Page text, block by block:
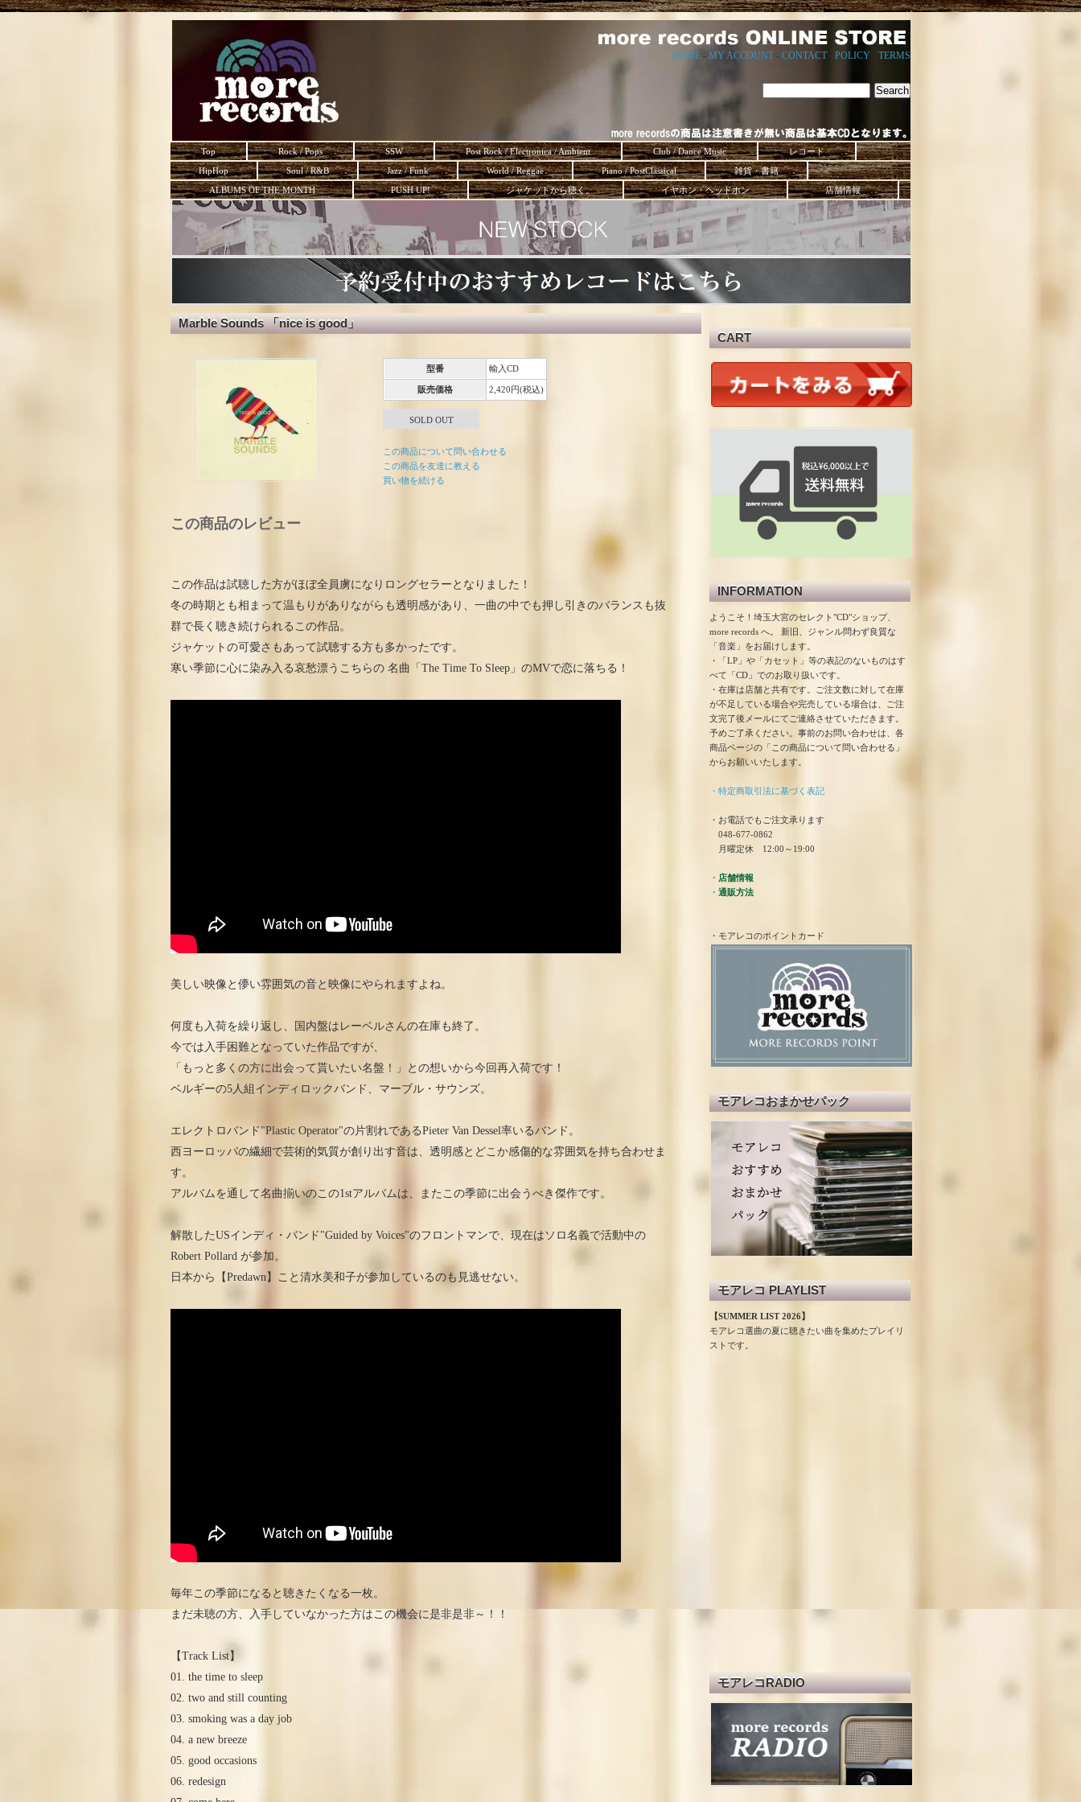
HOME - MY ACCOUNT - CONTACT- POLICY TERMS
Top Rock / Pops SSW Post Rock / Electronica / Ambient Club / Dance Music
レコード
HipHop
Soul / R&B Jazz / Funk World / Reggae Piano / PostClassical
雑貨・書籍
ALBUMS OF THE MONTH
PUSH UP! ジャケットから聴く。 イヤホン・ヘッドホン 店舗情報
Marble Sounds 「nice is good」
型番 輸入CD
販売価格 2,420円(税込)
SOLD OUT
この商品について問い合わせる
この商品を友達に教える
買い物を続ける
この商品のレビュー
この作品は試聴した方がほぼ全員虜になりロングセラーとなりました！
冬の時期とも相まって温もりがありながらも透明感があり、一曲の中でも押し引きのバランスも抜
群で長く聴き続けられるこの作品。
ジャケットの可愛さもあって試聴する方も多かったです。
寒い季節に心に染み入る哀愁漂うこちらの 名曲「The Time To Sleep」のMVで恋に落ちる！
美しい映像と儚い雰囲気の音と映像にやられますよね。
何度も入荷を繰り返し、国内盤はレーベルさんの在庫も終了。
今では入手困難となっていた作品ですが、
「もっと多くの方に出会って貰いたい名盤！」との想いから今回再入荷です！
ベルギーの5人組インディロックバンド、マーブル・サウンズ。
エレクトロバンド"Plastic Operator"の片割れであるPieter Van Dessel率いるバンド。
西ヨーロッパの繊細で芸術的気質が創り出す音は、透明感とどこか感傷的な雰囲気を持ち合わせま
す。
アルバムを通して名曲揃いのこの1stアルバムは、またこの季節に出会うべき傑作です。
解散したUSインディ・バンド"Guided by Voices"のフロントマンで、現在はソロ名義で活動中の
Robert Pollard が参加。
日本から【Predawn】こと清水美和子が参加しているのも見逃せない。
毎年この季節になると聴きたくなる一枚。
まだ未聴の方、入手していなかった方はこの機会に是非是非～！！
【Track List】
01. the time to sleep
02. two and still counting
03. smoking was a day job
04. a new breeze
05. good occasions
06. redesign
CART
INFORMATION
ようこそ！埼玉大宮のセレクト"CD"ショップ、
more records へ。 新旧、ジャンル問わず良質な
「音楽」をお届けします。
・「LP」や「カセット」等の表記のないものはす
べて「CD」でのお取り扱いです。
・在庫は店舗と共有です。ご注文数に対して在庫
が不足している場合や完売している場合は、ご注
文完了後メールにてご連絡させていただきます。
予めご了承ください。事前のお問い合わせは、各
商品ページの「この商品について問い合わせる」
からお願いいたします。
・特定商取引法に基づく表記
・お電話でもご注文承ります
048-677-0862
月曜定休 12:00～19:00
・ 店舗情報
・ 通販方法
・モアレコのポイントカード
モアレコおまかせパック
モアレコ PLAYLIST
【SUMMER LIST 2026】
モアレコ選曲の夏に聴きたい曲を集めたプレイリ
ストです。
モアレコRADIO